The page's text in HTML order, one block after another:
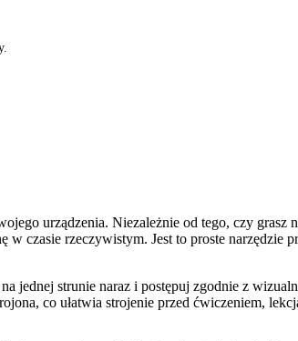
urządzenia. Niezależnie od tego, czy grasz
czasie rzeczywistym. Jest to proste narzędzie
jednej strunie naraz i postępuj zgodnie z
co ułatwia strojenie przed ćwiczeniem,